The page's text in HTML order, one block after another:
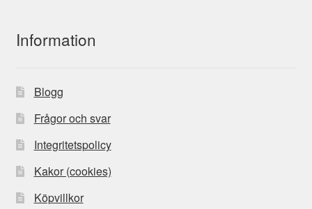
Information
Blogg
Frågor och svar
Integritetspolicy
Kakor (cookies)
Köpvillkor